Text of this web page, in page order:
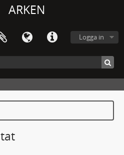
ARKEN
Logga in